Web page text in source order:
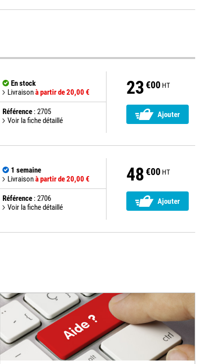
En stock
Livraisonà partir de 20,00 €
Référence : 2705
Voir la fiche détaillé
23 €00 HT
Ajouter
1 semaine
Livraisonà partir de 20,00 €
Référence : 2706
Voir la fiche détaillé
48 €00 HT
Ajouter